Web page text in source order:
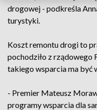
drogowej - podkreśla
turystyki.
Koszt remontu drogi to
pochodziło z rządowego
takiego wsparcia ma być
- Premier Mateusz
programy wsparcia dla